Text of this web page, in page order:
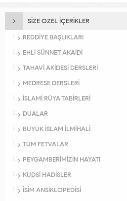
SİZE ÖZEL İÇERİKLER
REDDİYE BAŞLIKLARI
EHLİ SÜNNET AKAİDİ
TAHAVİ AKİDESİ DERSLERİ
MEDRESE DERSLERİ
İSLAMİ RÜYA TABİRLERİ
DUALAR
BÜYÜK İSLAM İLMİHALİ
TÜM FETVALAR
PEYGAMBERİMİZİN HAYATI
KUDSİ HADİSLER
İSİM ANSİKLOPEDİSİ